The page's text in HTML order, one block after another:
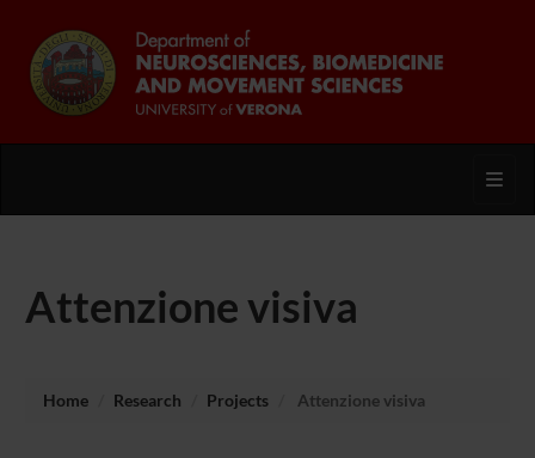
Attenzione visiva
Home Research Projects Attenzione visiva